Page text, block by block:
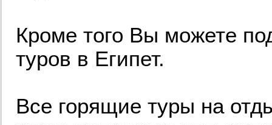
Кроме того Вы можете
туров в Египет.
Все горящие туры на